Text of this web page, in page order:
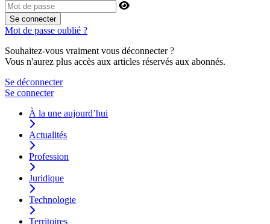
Se connecter
Mot de passe oublié ?
Souhaitez-vous vraiment vous déconnecter ?
Vous n'aurez plus accès aux articles réservés aux abonnés.
Se déconnecter
Se connecter
À la une aujourd’hui
Actualités
Profession
Juridique
Technologie
Territoires